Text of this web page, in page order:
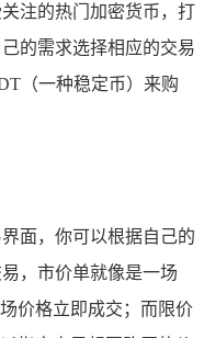
注的热门加密货币，打
的需求选择相应的交易
（一种稳定币）来购
面，你可以根据自己的
，市价单就像是一场
价格立即成交；而限价